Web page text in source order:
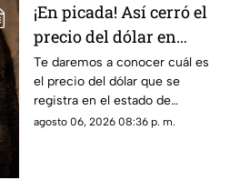
¡En picada! Así cerró el
precio del dólar en
Yucatán HOY jueves 6
de agosto de 2026
Te daremos a conocer cuál es
el precio del dólar que se
registra en el estado de
Yucatán al cierre de la jornada
agosto 06, 2026 08:36 p. m.